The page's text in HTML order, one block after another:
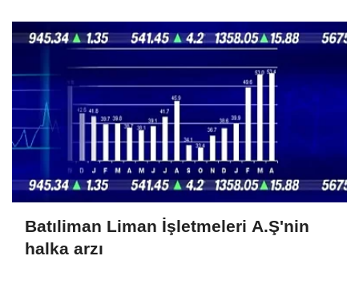
Batıliman Liman İşletmeleri A.Ş'nin
halka arzı